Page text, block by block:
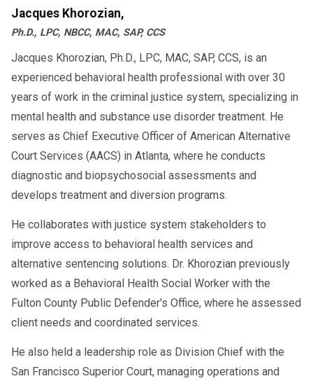
INTERVENCION DE DUI
Jacques Khorozian,
Ph.D., LPC, NBCC, MAC, SAP, CCS
Jacques Khorozian, Ph.D., LPC, MAC, SAP, CCS, is an
experienced behavioral health professional with over 30
years of work in the criminal justice system, specializing in
mental health and substance use disorder treatment. He
serves as Chief Executive Officer of American Alternative
Court Services (AACS) in Atlanta, where he conducts
diagnostic and biopsychosocial assessments and
develops treatment and diversion programs.
He collaborates with justice system stakeholders to
improve access to behavioral health services and
alternative sentencing solutions. Dr. Khorozian previously
worked as a Behavioral Health Social Worker with the
Fulton County Public Defender's Office, where he assessed
client needs and coordinated services.
He also held a leadership role as Division Chief with the
San Francisco Superior Court, managing operations and